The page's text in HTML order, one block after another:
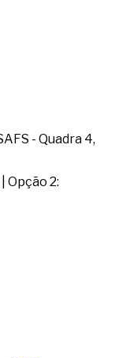
- Quadra 4,
Opção 2: